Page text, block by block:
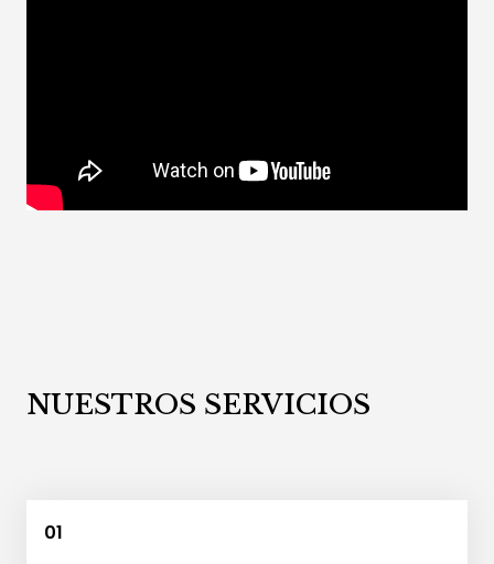
05
NUESTROS SERVICIOS
01